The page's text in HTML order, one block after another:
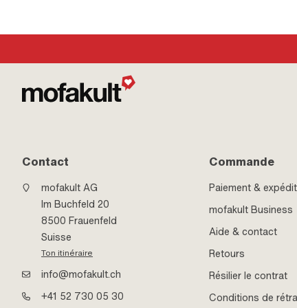
Contact
mofakult AG
Im Buchfeld 20
8500 Frauenfeld
Suisse
Ton itinéraire
info@mofakult.ch
+41 52 730 05 30
Commande
Paiement &
mofakult Business
Aide & contact
Retours
Résilier le contrat
Conditions de